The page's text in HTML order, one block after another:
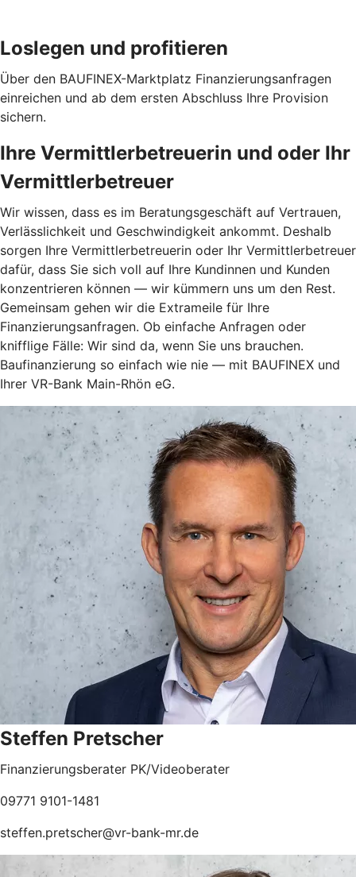
Loslegen und profitieren
Über den BAUFINEX-Marktplatz Finanzierungsanfragen
einreichen und ab dem ersten Abschluss Ihre Provision
sichern.
Ihre Vermittlerbetreuerin und oder Ihr
Vermittlerbetreuer
Wir wissen, dass es im Beratungsgeschäft auf Vertrauen,
Verlässlichkeit und Geschwindigkeit ankommt. Deshalb
sorgen Ihre Vermittlerbetreuerin oder Ihr Vermittlerbetreuer
dafür, dass Sie sich voll auf Ihre Kundinnen und Kunden
konzentrieren können — wir kümmern uns um den Rest.
Gemeinsam gehen wir die Extrameile für Ihre
Finanzierungsanfragen. Ob einfache Anfragen oder
knifflige Fälle: Wir sind da, wenn Sie uns brauchen.
Baufinanzierung so einfach wie nie — mit BAUFINEX und
Ihrer VR-Bank Main-Rhön eG.
Steffen Pretscher
Finanzierungsberater PK/Videoberater
09771 9101-1481
steffen.pretscher@vr-bank-mr.de